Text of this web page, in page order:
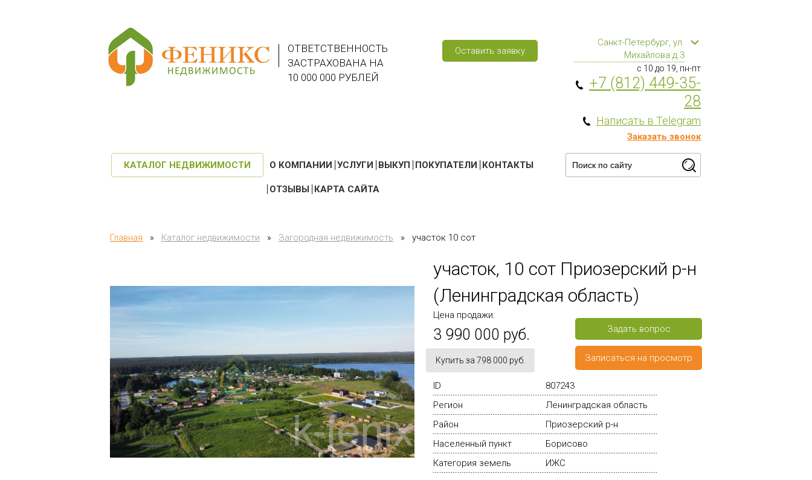
ОТВЕТСТВЕННОСТЬ
ЗАСТРАХОВАНА НА
10 000 000 РУБЛЕЙ
Оставить заявку
Санкт-Петербург, ул.
Михайлова д.3
с 10 до 19, пн-пт
+7 (812) 449-35-
28
Написать в Telegram
Заказать звонок
КАТАЛОГ НЕДВИЖИМОСТИ О КОМПАНИИ УСЛУГИ ВЫКУП ПОКУПАТЕЛИ КОНТАКТЫ
ОТЗЫВЫ КАРТА САЙТА
Главная » Каталог недвижимости » Загородная недвижимость » участок 10 сот
участок, 10 сот Приозерский р-н
(Ленинградская область)
Цена продажи:
3 990 000 руб.
Купить за 798 000 руб.
Задать вопрос
Записаться на просмотр
ID
807243
Регион
Ленинградская область
Район
Приозерский р-н
Населенный пункт
Борисово
Категория земель
ИЖС